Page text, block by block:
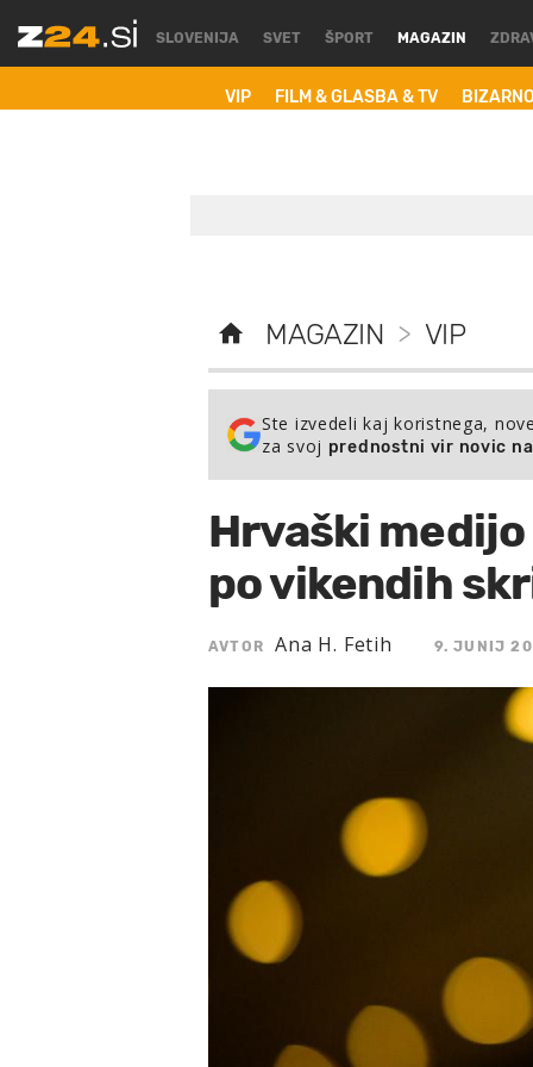
SLOVENIJA SVET ŠPORT MAGAZIN
VIP FILM & GLASBA & TV
MAGAZIN > VIP
Ste izvedeli kaj koristnega,
za svoj prednostni vir novic
Hrvaški
po vikendih
AVTOR Ana H. Fetih 9. JUNIJ